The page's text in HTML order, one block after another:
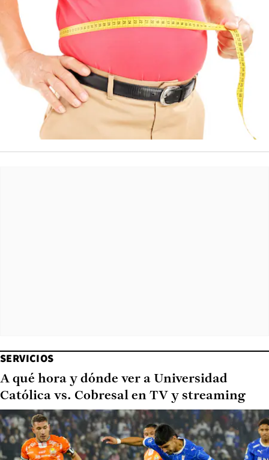
SERVICIOS
A qué hora y dónde ver a Universidad
Católica vs. Cobresal en TV y streaming